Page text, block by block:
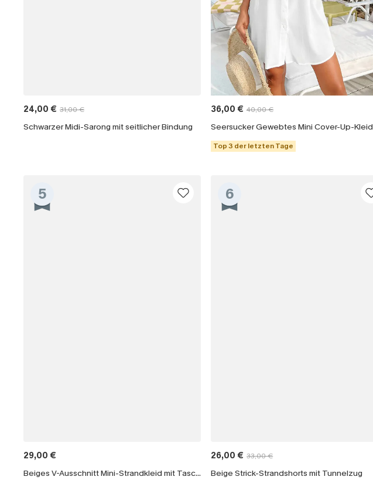
24,00 € 31,00 €
Schwarzer Midi-Sarong mit seitlicher Bindung
36,00 € 40,00 €
Seersucker Gewebtes Mini Cover-Up-Kleid
Top 3 der letzten Tage
5
29,00 €
Beiges V-Ausschnitt Mini-Strandkleid mit Taschen
6
26,00 € 33,00 €
Beige Strick-Strandshorts mit Tunnelzug